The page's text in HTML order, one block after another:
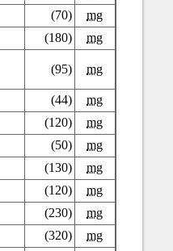
(70)
mg
(180)
mg
(95) mg
(44)
mg
(120)
mg
(50)
mg
(130)
mg
(120)
mg
(230)
mg
(320) mg